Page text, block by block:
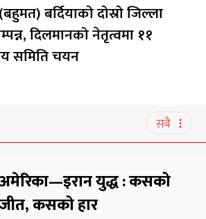
बर्दियाको दोस्रो जिल्ला
दिलमानको नेतृत्वमा ११
समिति चयन
सबै
अमेरिका—इरान युद्ध : कसको
जीत, कसको हार